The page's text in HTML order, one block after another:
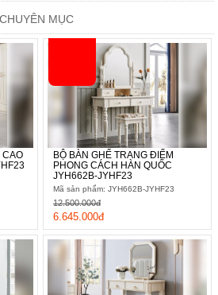
MỤC
CAO
BỘ BÀN GHẾ TRANG ĐIỂM
PHONG CÁCH HÀN QUỐC
JYH662B-JYHF23
Mã sản phẩm: JYH662B-JYHF23
6.645.000đ
12.500.000đ